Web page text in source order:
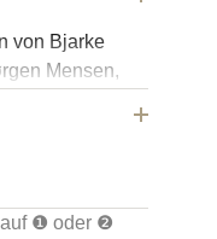
von Bjarke
Mensen,
ist mit
auf ❶ oder ❷